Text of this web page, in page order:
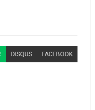
DISQUS FACEBOOK